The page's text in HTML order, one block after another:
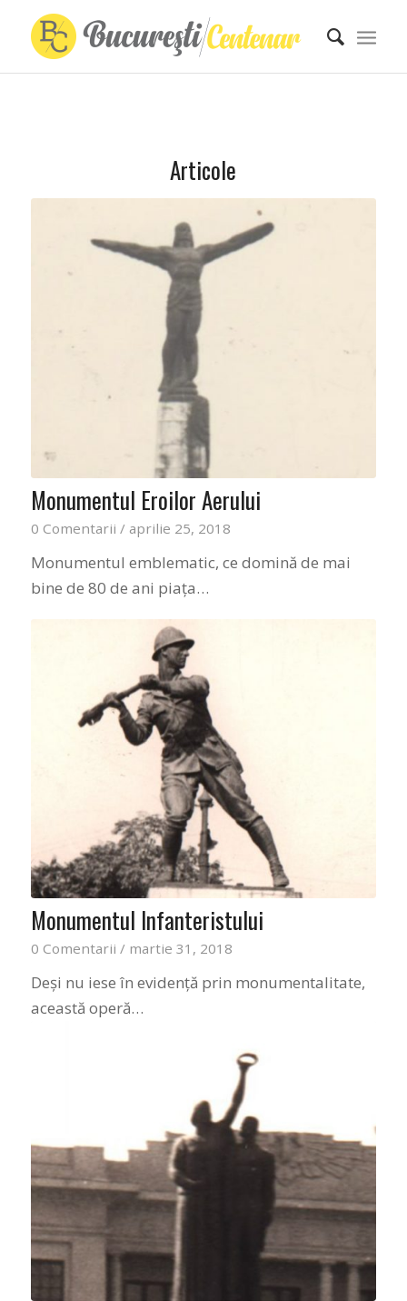
Articole
Monumentul Eroilor Aerului
0 Comentarii / aprilie 25, 2018
Monumentul emblematic, ce domină de mai
bine de 80 de ani piața…
Monumentul Infanteristului
0 Comentarii / martie 31, 2018
Deși nu iese în evidență prin monumentalitate,
această operă…